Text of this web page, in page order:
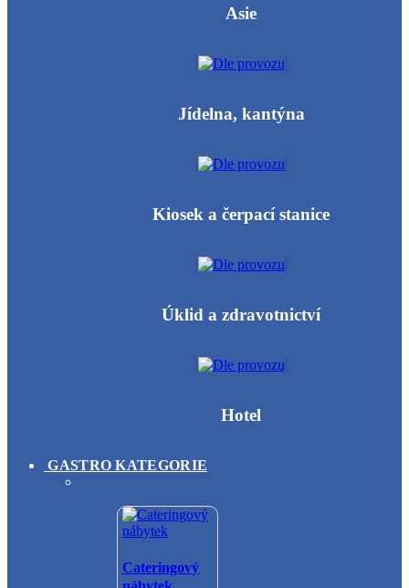
Asie
Jídelna, kantýna
Kiosek a čerpací stanice
Úklid a zdravotnictví
Hotel
GASTRO KATEGORIE
Cateringový